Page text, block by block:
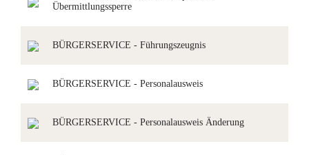
Übermittlungssperre
BÜRGERSERVICE - Führungszeugnis
BÜRGERSERVICE - Personalausweis
BÜRGERSERVICE - Personalausweis Änderung